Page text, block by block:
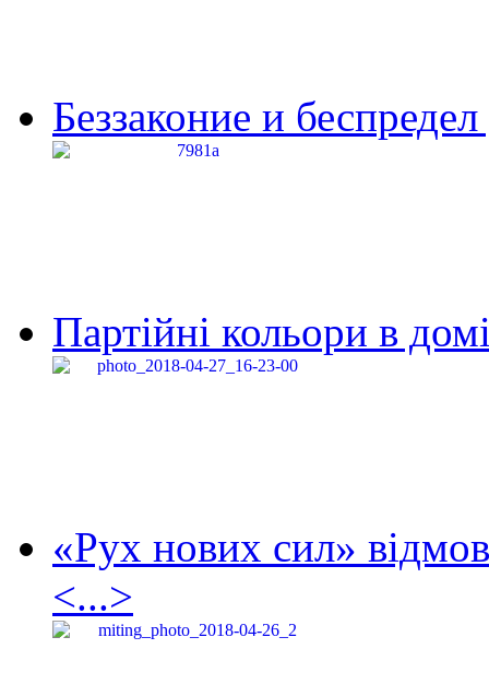
Беззаконие и
Партійні кольори в
«Рух нових сил»
<...>